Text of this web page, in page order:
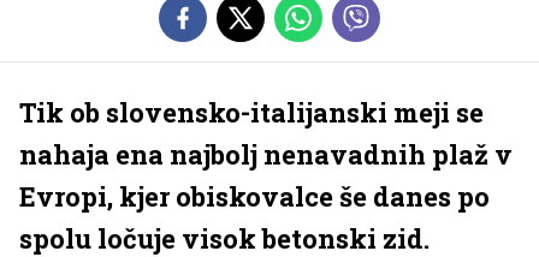
Tik ob slovensko-italijanski meji se
nahaja ena najbolj nenavadnih plaž v
Evropi, kjer obiskovalce še danes po
spolu ločuje visok betonski zid.